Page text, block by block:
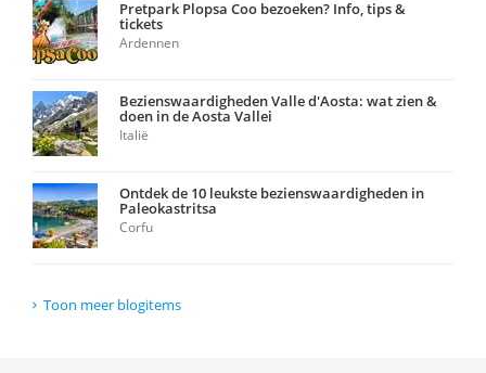
Pretpark Plopsa Coo bezoeken? Info, tips &
tickets
Ardennen
Bezienswaardigheden Valle d'Aosta: wat zien &
doen in de Aosta Vallei
Italië
Ontdek de 10 leukste bezienswaardigheden in
Paleokastritsa
Corfu
Toon meer blogitems